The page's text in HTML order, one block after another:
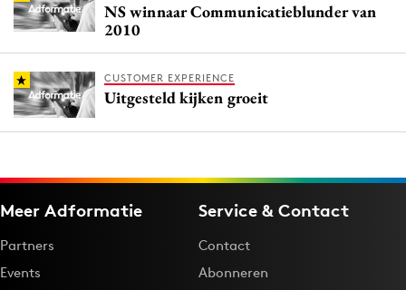
NS winnaar Communicatieblunder van
2010
CUSTOMER EXPERIENCE
Uitgesteld kijken groeit
Meer Adformatie
Partners
Events
Service & Contact
Contact
Abonneren